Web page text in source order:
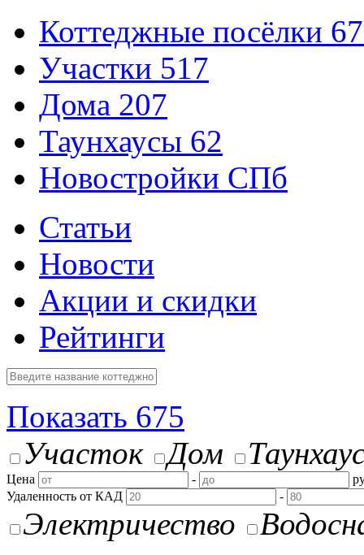
Коттеджные посёлки
Участки 517
Дома 207
Таунхаусы 62
Новостройки СПб
Статьи
Новости
Акции и скидки
Рейтинги
Показать 675
Участок
Дом
Цена -
Удаленность от КАД
-
Электричество